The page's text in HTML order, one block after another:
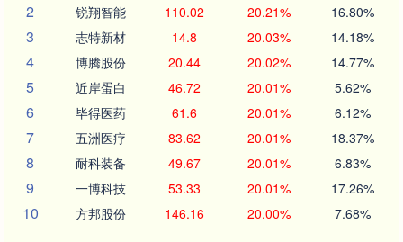
2 锐翔智能 110.02 20.21% 16.80%
3 志特新材 14.8 20.03% 14.18%
4 博腾股份 20.44 20.02% 14.77%
5 近岸蛋白 46.72 20.01% 5.62%
6 毕得医药 61.6 20.01% 6.12%
7 五洲医疗 83.62 20.01% 18.37%
8 耐科装备 49.67 20.01% 6.83%
9 一博科技 53.33 20.01% 17.26%
10 方邦股份 146.16 20.00% 7.68%